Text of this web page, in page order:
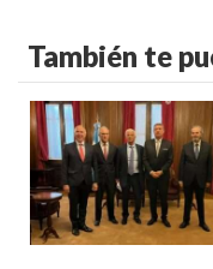
También te